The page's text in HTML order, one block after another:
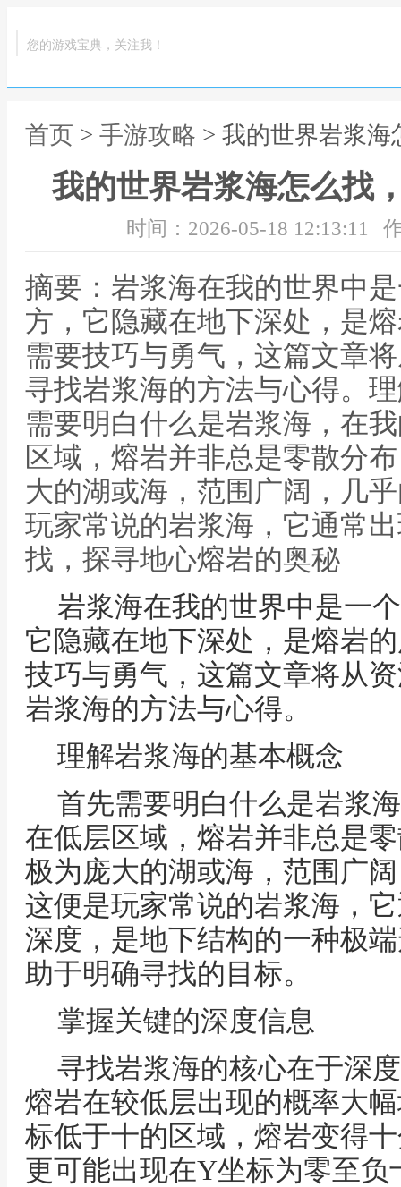
您的游戏宝典，关注我！
首页 > 手游攻略 > 我的世界岩浆
我的世界岩浆海怎么找
时间：2026-05-18 12:13:11
摘要：岩浆海在我的世界中
方，它隐藏在地下深处，是
需要技巧与勇气，这篇文章
寻找岩浆海的方法与心得。
需要明白什么是岩浆海，在
区域，熔岩并非总是零散分
大的湖或海，范围广阔，几
玩家常说的岩浆海，它通常
找，探寻地心熔岩的奥秘
岩浆海在我的世界中是一
它隐藏在地下深处，是熔岩
技巧与勇气，这篇文章将从
岩浆海的方法与心得。
理解岩浆海的基本概念
首先需要明白什么是岩浆
在低层区域，熔岩并非总是
极为庞大的湖或海，范围广
这便是玩家常说的岩浆海，
深度，是地下结构的一种极
助于明确寻找的目标。
掌握关键的深度信息
寻找岩浆海的核心在于深
熔岩在较低层出现的概率大
标低于十的区域，熔岩变得
更可能出现在Y坐标为零至